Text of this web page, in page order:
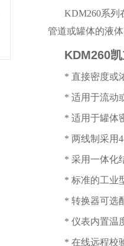
KDM260系列
管道或罐体的液体
KDM260
* 直接密度或
* 适用于流动
* 适用于罐体
* 两线制采用
* 采用一体化
* 标准的工业
* 转换器可选
* 仪表内置温
* 在线远程校